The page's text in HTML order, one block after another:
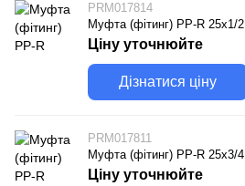
PRM017814
Муфта (фітинг) PP-R 25х1/2
Ціну уточнюйте
Дізнатися ціну
PRM017811
Муфта (фітинг) PP-R 25х3/4
Ціну уточнюйте